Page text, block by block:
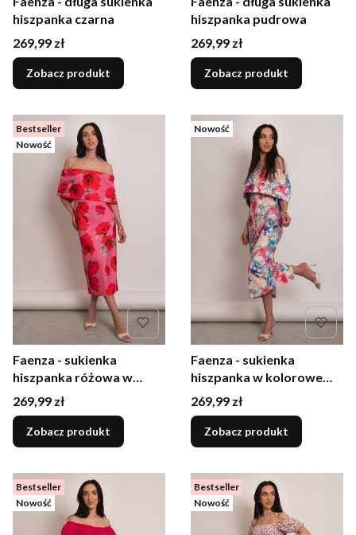
hiszpanka czarna
Cena
269,99 zł
Zobacz produkt
hiszpanka pudrowa
Cena
269,99 zł
Zobacz produkt
Bestseller
Nowość
Faenza - sukienka
hiszpanka różowa w
czerwone kwiaty
Cena
269,99 zł
Zobacz produkt
Nowość
Faenza - sukienka
hiszpanka w kolorowe
kwiaty
Cena
269,99 zł
Zobacz produkt
Bestseller
Nowość
Bestseller
Nowość